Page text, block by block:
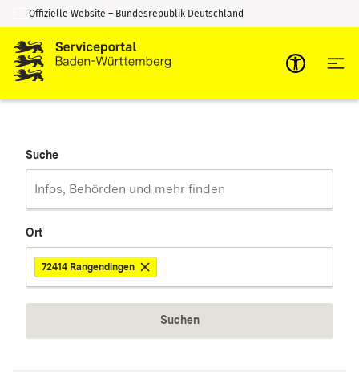
Zum Inhalt springen
Zur Suche springen
Offizielle Website – Bundesrepublik Deutschland
Suche
Ort
72414 Rangendingen
Suchen